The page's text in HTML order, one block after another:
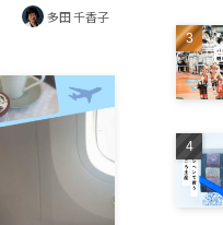
多田 千香子